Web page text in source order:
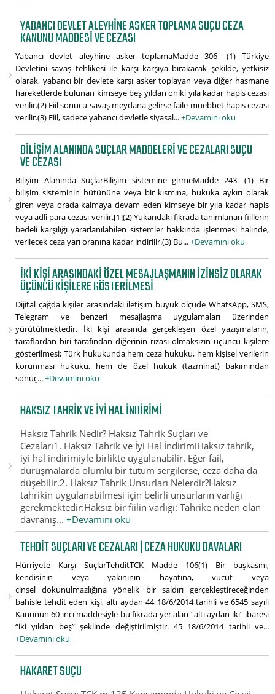
YABANCI DEVLET ALEYHINE ASKER TOPLAMA SUÇU CEZA
KANUNU MADDESI VE CEZASI
Yabancı devlet aleyhine asker toplamaMadde 306- (1) Türkiye
Devletini savaş tehlikesi ile karşı karşıya bırakacak şekilde, yetkisiz
olarak, yabancı bir devlete karşı asker toplayan veya diğer hasmane
hareketlerde bulunan kimseye beş yıldan oniki yıla kadar hapis cezası
verilir.(2) Fiil sonucu savaş meydana gelirse faile müebbet hapis cezası
verilir.(3) Fiil, sadece yabancı devletle siyasal...+Devamını oku
BILIŞIM ALANINDA SUÇLAR MADDELERI VE CEZALARI SUÇU
VE CEZASI
Bilişim Alanında SuçlarBilişim sistemine girmeMadde 243- (1) Bir
bilişim sisteminin bütününe veya bir kısmına, hukuka aykırı olarak
giren veya orada kalmaya devam eden kimseye bir yıla kadar hapis
veya adlî para cezası verilir.[1](2) Yukarıdaki fıkrada tanımlanan fiillerin
bedeli karşılığı yararlanılabilen sistemler hakkında işlenmesi halinde,
verilecek ceza yarı oranına kadar indirilir.(3) Bu...+Devamını oku
İKI KIŞI ARASINDAKI ÖZEL MESAJLAŞMANIN İZINSIZ OLARAK
ÜÇÜNCÜ KIŞILERE GÖSTERILMESI
Dijital çağda kişiler arasındaki iletişim büyük ölçüde WhatsApp, SMS,
Telegram ve benzeri mesajlaşma uygulamaları üzerinden
yürütülmektedir. İki kişi arasında gerçekleşen özel yazışmaların,
taraflardan biri tarafından diğerinin rızası olmaksızın üçüncü kişilere
gösterilmesi; Türk hukukunda hem ceza hukuku, hem kişisel verilerin
korunması hukuku, hem de özel hukuk (tazminat) bakımından
sonuç...+Devamını oku
HAKSIZ TAHRIK VE İYI HAL İNDIRIMI
Haksız Tahrik Nedir? Haksız Tahrik Suçları ve
Cezaları1. Haksız Tahrik ve İyi Hal İndirimiHaksız tahrik,
iyi hal indirimiyle birlikte uygulanabilir. Eğer fail,
duruşmalarda olumlu bir tutum sergilerse, ceza daha da
düşebilir.2. Haksız Tahrik Unsurları Nelerdir?Haksız
tahrikin uygulanabilmesi için belirli unsurların varlığı
gerekmektedir:Haksız bir fiilin varlığı: Tahrike neden olan
davranış...+Devamını oku
TEHDIT SUÇLARI VE CEZALARI | CEZA HUKUKU DAVALARI
Hürriyete Karşı SuçlarTehditTCK Madde 106(1) Bir başkasını,
kendisinin veya yakınının hayatına, vücut veya
cinsel dokunulmazlığına yönelik bir saldırı gerçekleştireceğinden
bahisle tehdit eden kişi, altı aydan 44 18/6/2014 tarihli ve 6545 sayılı
Kanunun 60 ıncı maddesiyle bu fıkrada yer alan “altı aydan iki” ibaresi
“iki yıldan beş” şeklinde değiştirilmiştir. 45 18/6/2014 tarihli ve...
+Devamını oku
HAKARET SUÇU